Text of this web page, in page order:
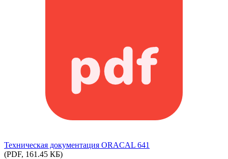
Техническая документация ORACAL 641
(PDF, 161.45 КБ)